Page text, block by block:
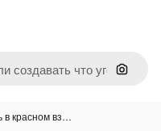
Поиск
в красном вз…